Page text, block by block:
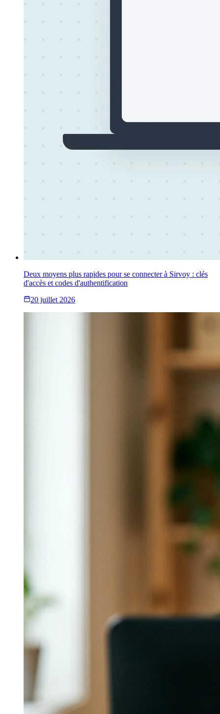
Deux moyens plus rapides pour se connecter à Sirvoy : clés
d'accès et codes d'authentification
20 juillet 2026